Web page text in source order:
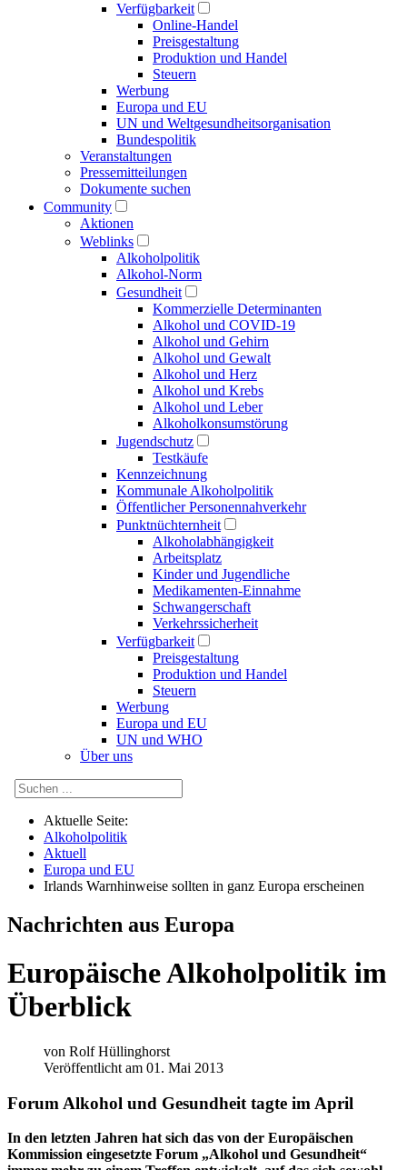
Verfügbarkeit
Online-Handel
Preisgestaltung
Produktion und Handel
Steuern
Werbung
Europa und EU
UN und Welt­gesundheits­organisation
Bundespolitik
Veranstaltungen
Presse­mitteilungen
Dokumente suchen
Community
Aktionen
Weblinks
Alkoholpolitik
Alkohol-Norm
Gesundheit
Kommerzielle Determinanten
Alkohol und COVID-19
Alkohol und Gehirn
Alkohol und Gewalt
Alkohol und Herz
Alkohol und Krebs
Alkohol und Leber
Alkoholkonsumstörung
Jugendschutz
Testkäufe
Kennzeichnung
Kommunale Alkoholpolitik
Öffentlicher Personennahverkehr
Punktnüchternheit
Alkoholabhängigkeit
Arbeitsplatz
Kinder und Jugendliche
Medikamenten-Einnahme
Schwangerschaft
Verkehrssicherheit
Verfügbarkeit
Preisgestaltung
Produktion und Handel
Steuern
Werbung
Europa und EU
UN und WHO
Über uns
Aktuelle Seite:
Alkoholpolitik
Aktuell
Europa und EU
Irlands Warnhinweise sollten in ganz Europa erscheinen
Nachrichten aus Europa
Europäische Alkoholpolitik im
Überblick
von Rolf Hüllinghorst
Veröffentlicht am 01. Mai 2013
Forum Alkohol und Gesundheit tagte im April
In den letzten Jahren hat sich das von der Europäischen
Kommission eingesetzte Forum „Alkohol und Gesundheit“